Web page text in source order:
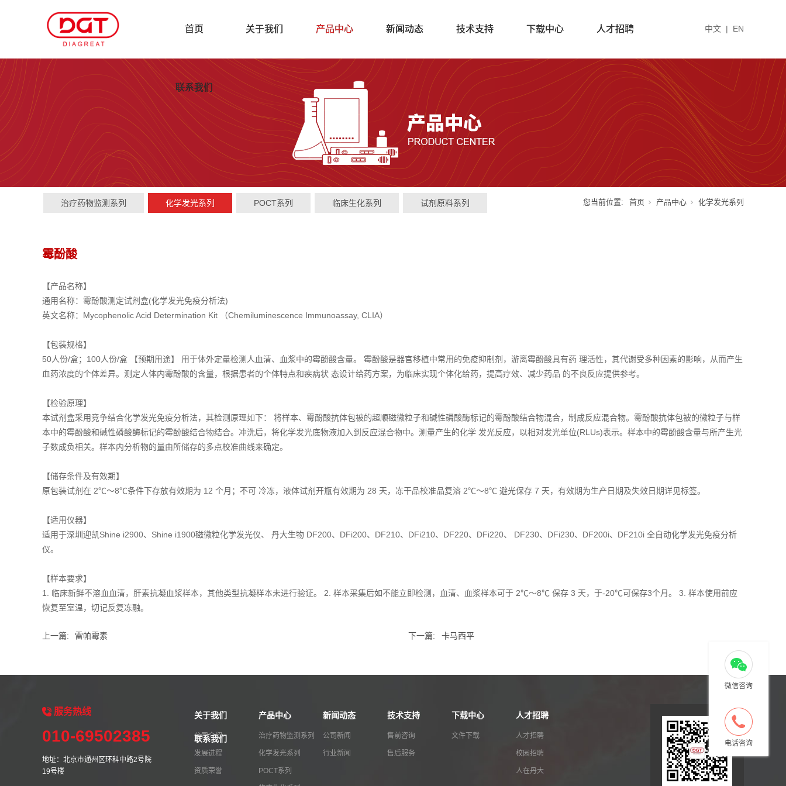
首页 关于我们 产品中心 新闻动态 技术支持 下载中心 人才招聘
联系我们
中文 | EN
治疗药物监测系列 化学发光系列 POCT系列 临床生化系列 试剂原料系列 您当前位置: 首页 产品中心 化学发光系列
霉酚酸
【产品名称】
通用名称：霉酚酸测定试剂盒(化学发光免疫分析法)
英文名称：Mycophenolic Acid Determination Kit （Chemiluminescence Immunoassay, CLIA）
【包装规格】
50人份/盒；100人份/盒 【预期用途】 用于体外定量检测人血清、血浆中的霉酚酸含量。 霉酚酸是器官移植中常用的免疫抑制剂，游离霉酚酸具有药 理活性，其代谢受多种因素的影响，从而产生
血药浓度的个体差异。测定人体内霉酚酸的含量，根据患者的个体特点和疾病状 态设计给药方案，为临床实现个体化给药，提高疗效、减少药品 的不良反应提供参考。
【检验原理】
本试剂盒采用竞争结合化学发光免疫分析法，其检测原理如下： 将样本、霉酚酸抗体包被的超顺磁微粒子和碱性磷酸酶标记的霉酚酸结合物混合，制成反应混合物。霉酚酸抗体包被的微粒子与样
本中的霉酚酸和碱性磷酸酶标记的霉酚酸结合物结合。冲洗后，将化学发光底物液加入到反应混合物中。测量产生的化学 发光反应，以相对发光单位(RLUs)表示。样本中的霉酚酸含量与所产生光
子数成负相关。样本内分析物的量由所储存的多点校准曲线来确定。
【储存条件及有效期】
原包装试剂在 2℃～8℃条件下存放有效期为 12 个月；不可 冷冻，液体试剂开瓶有效期为 28 天，冻干品校准品复溶 2℃～8℃ 避光保存 7 天，有效期为生产日期及失效日期详见标签。
【适用仪器】
适用于深圳迎凯Shine i2900、Shine i1900磁微粒化学发光仪、 丹大生物 DF200、DFi200、DF210、DFi210、DF220、DFi220、 DF230、DFi230、DF200i、DF210i 全自动化学发光免疫分析
仪。
【样本要求】
1. 临床新鲜不溶血血清，肝素抗凝血浆样本，其他类型抗凝样本未进行验证。 2. 样本采集后如不能立即检测，血清、血浆样本可于 2℃～8℃ 保存 3 天，于-20℃可保存3个月。 3. 样本使用前应
恢复至室温，切记反复冻融。
上一篇: 雷帕霉素 下一篇: 卡马西平
服务热线
010-69502385
地址：北京市通州区环科中路2号院
19号楼
关于我们
公司介绍
发展进程
资质荣誉
产品中心
治疗药物监测系列
化学发光系列
POCT系列
新闻动态
公司新闻
行业新闻
技术支持
售前咨询
售后服务
下载中心
文件下载
人才招聘
人才招聘
校园招聘
人在丹大
联系我们
微信咨询
电话咨询